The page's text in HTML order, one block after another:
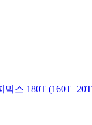
스 180T